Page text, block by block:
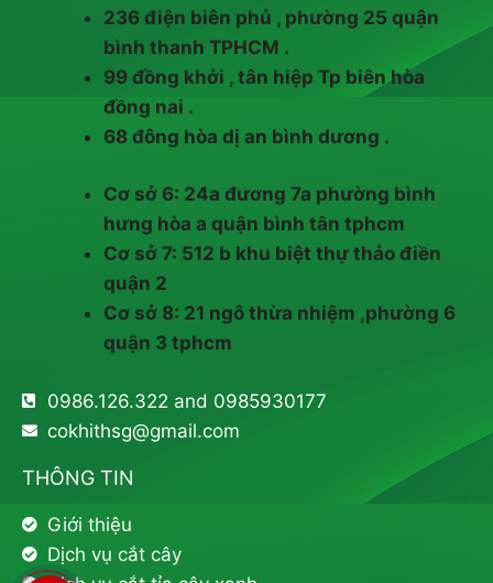
236 điện biên phủ , phường 25 quận
bình thanh TPHCM .
99 đồng khởi , tân hiệp Tp biên hòa
đồng nai .
68 đông hòa dị an bình dương .
Cơ sở 6: 24a đương 7a phường bình
hưng hòa a quận bình tân tphcm
Cơ sở 7: 512 b khu biệt thự thảo điền
quận 2
Cơ sở 8: 21 ngô thừa nhiệm ,phường 6
quận 3 tphcm
0986.126.322 and 0985930177
cokhithsg@gmail.com
THÔNG TIN
Giới thiệu
Dịch vụ cắt cây